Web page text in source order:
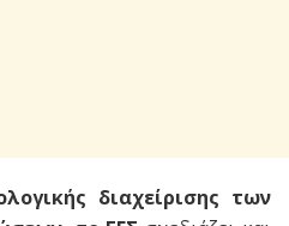
διαχείρισης των